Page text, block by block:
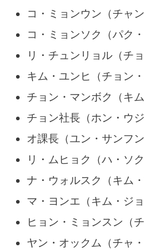
コ・ミョンウン（チャン
コ・ミョンソク（パク
リ・チュンリョル（チ
キム・ユンヒ（チョン・
チョン・マンボク（キ
チョン社長（ホン・ウジ
オ課長（ユン・サンフン
リ・ムヒョク（ハ・ソク
ナ・ウォルスク（キム・
マ・ヨンエ（キム・ジョ
ヒョン・ミョンスン（
ヤン・オックム（チャ